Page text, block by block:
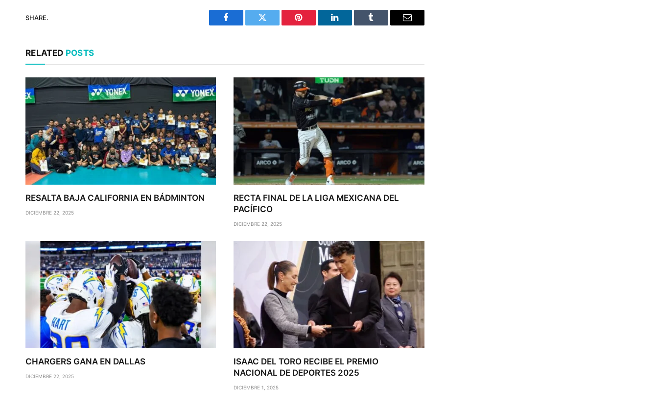
SHARE.
Facebook Twitter Pinterest LinkedIn Tumblr Email
RELATED POSTS
RESALTA BAJA CALIFORNIA EN BÁDMINTON
DICIEMBRE 22, 2025
RECTA FINAL DE LA LIGA MEXICANA DEL
PACÍFICO
DICIEMBRE 22, 2025
CHARGERS GANA EN DALLAS
DICIEMBRE 22, 2025
ISAAC DEL TORO RECIBE EL PREMIO
NACIONAL DE DEPORTES 2025
DICIEMBRE 1, 2025